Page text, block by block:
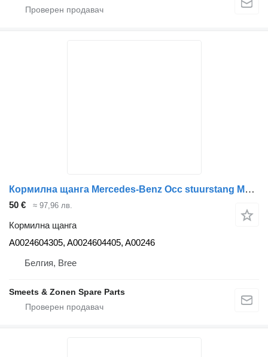
Кормилна щанга Mercedes-Benz Occ stuurstang Mercedes Actros MP3 A0024604305 A00 за камион
50 € ≈ 97,96 лв.
Кормилна щанга
A0024604305, A0024604405, A00246
Белгия, Bree
Smeets & Zonen Spare Parts